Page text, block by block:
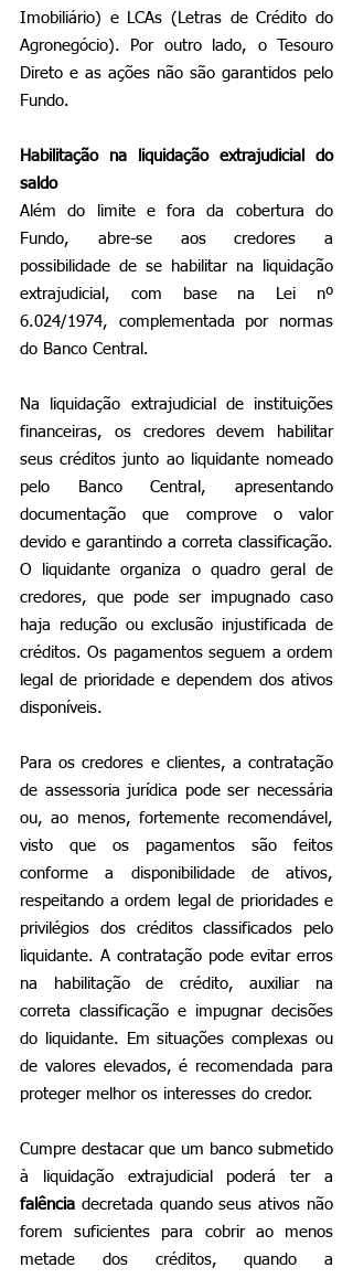
Imobiliário) e LCAs (Letras de Crédito do
Agronegócio). Por outro lado, o Tesouro
Direto e as ações não são garantidos pelo
Fundo.
Habilitação na liquidação extrajudicial do
saldo
Além do limite e fora da cobertura do
Fundo, abre-se aos credores a
possibilidade de se habilitar na liquidação
extrajudicial, com base na Lei nº
6.024/1974, complementada por normas
do Banco Central.
Na liquidação extrajudicial de instituições
financeiras, os credores devem habilitar
seus créditos junto ao liquidante nomeado
pelo Banco Central, apresentando
documentação que comprove o valor
devido e garantindo a correta classificação.
O liquidante organiza o quadro geral de
credores, que pode ser impugnado caso
haja redução ou exclusão injustificada de
créditos. Os pagamentos seguem a ordem
legal de prioridade e dependem dos ativos
disponíveis.
Para os credores e clientes, a contratação
de assessoria jurídica pode ser necessária
ou, ao menos, fortemente recomendável,
visto que os pagamentos são feitos
conforme a disponibilidade de ativos,
respeitando a ordem legal de prioridades e
privilégios dos créditos classificados pelo
liquidante. A contratação pode evitar erros
na habilitação de crédito, auxiliar na
correta classificação e impugnar decisões
do liquidante. Em situações complexas ou
de valores elevados, é recomendada para
proteger melhor os interesses do credor.
Cumpre destacar que um banco submetido
falência decretada quando seus ativos não
forem suficientes para cobrir ao menos
metade dos créditos, quando a